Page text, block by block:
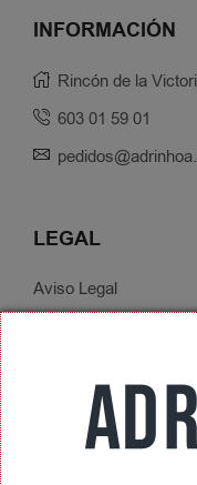
INFORMACIÓN
Rincón de la
603 01 59 01
LEGAL
Aviso Legal
Condiciones de
Envíos y Devoluciones
SOBRE